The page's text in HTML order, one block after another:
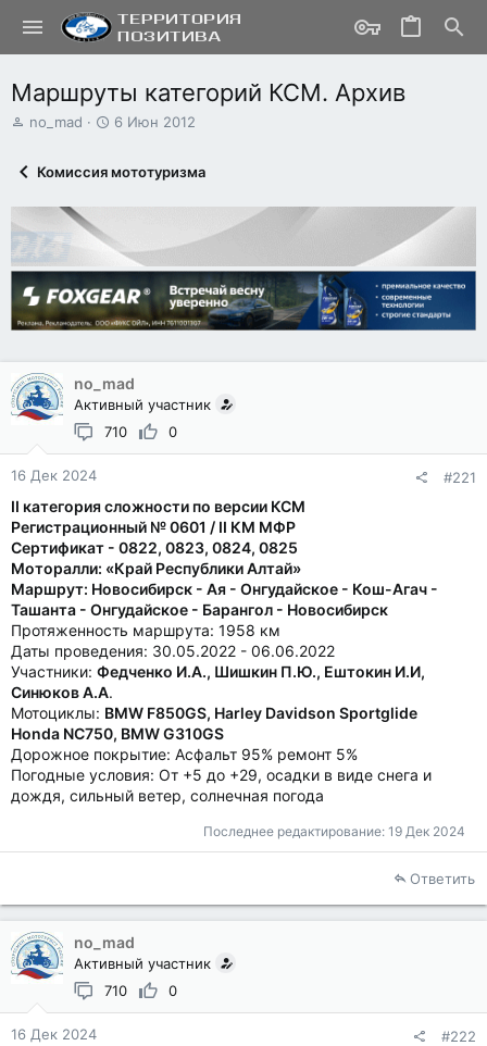
Маршруты категорий КСМ. Архив
А
е
м
ы
no_mad
Д
а
а
л
а
6 Июн 2012
Комиссия мототуризма
no_mad
Активный участник
710
0
16 Дек 2024 #221
II категория сложности по версии КСМ
Регистрационный № 0601 / II КМ МФР
Сертификат - 0822, 0823, 0824, 0825
Моторалли: «Край Республики Алтай»
Маршрут: Новосибирск - Ая - Онгудайское - Кош-Агач -
Ташанта - Онгудайское - Барангол - Новосибирск
Протяженность маршрута: 1958 км
Даты проведения: 30.05.2022 - 06.06.2022
Участники: Федченко И.А., Шишкин П.Ю., Ештокин И.И,
Синюков А.А.
Мотоциклы: BMW F850GS, Harley Davidson Sportglide
Honda NC750, BMW G310GS
Дорожное покрытие: Асфальт 95% ремонт 5%
Погодные условия: От +5 до +29, осадки в виде снега и
дождя, сильный ветер, солнечная погода
Последнее редактирование: 19 Дек 2024
Ответить
no_mad
Активный участник
710
0
16 Дек 2024 #222